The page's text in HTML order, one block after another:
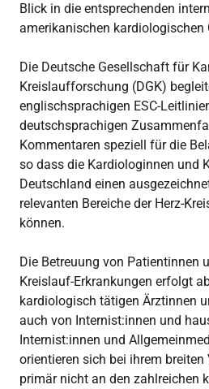
Blick in die entsprechenden
amerikanischen kardiologischen
Die Deutsche Gesellschaft für
Kreislaufforschung (DGK)
englischsprachigen ESC-
deutschsprachigen
Kommentaren speziell für die
so dass die Kardiologinnen und
Deutschland einen
relevanten Bereiche der Herz-
können.
Die Betreuung von Patientinnen
Kreislauf-Erkrankungen erfolgt
kardiologisch tätigen Ärztinnen
auch von Internist:innen und
Internist:innen und
orientieren sich bei ihrem
primär nicht an den zahlreichen